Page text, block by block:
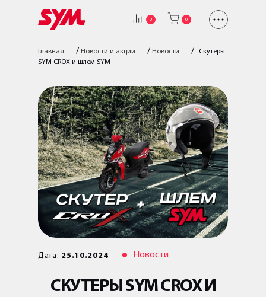
0 0
Главная / Новости и акции / Новости /
Скутеры
SYM CROX и шлем SYM
Дата: 25.10.2024 Новости
СКУТЕРЫ SYM CROX И